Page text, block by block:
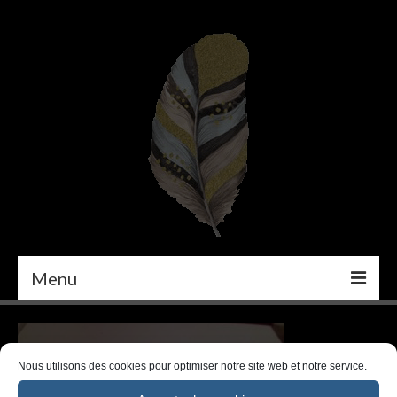
Nous utilisons des cookies pour optimiser notre site web et notre service.
Menu
PEINTURE
DÉCORATION INTÉRIEURE